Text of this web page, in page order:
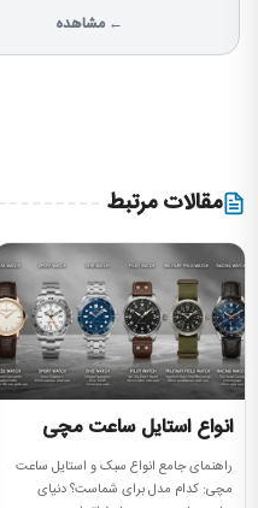
← مشاهده
مقالات مرتبط
انواع استایل ساعت مچی
راهنمای جامع انواع سبک و استایل ساعت
مچی: کدام مدل برای شماست؟ دنیای